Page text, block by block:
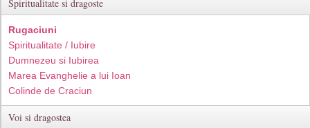
Spiritualitate si dragoste
Rugaciuni
Spiritualitate / Iubire
Dumnezeu si Iubirea
Marea Evanghelie a lui Ioan
Colinde de Craciun
Voi si dragostea